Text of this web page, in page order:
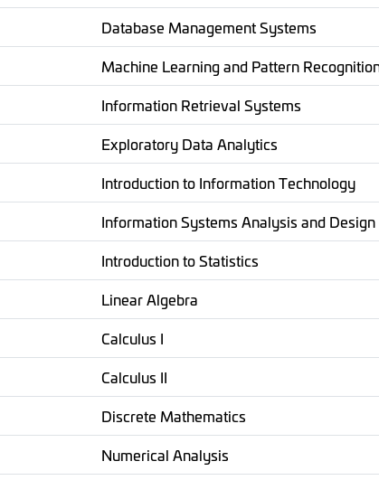
Database Management Systems
Machine Learning and Pattern
Information Retrieval Systems
Exploratory Data Analytics
Introduction to Information Technology
Information Systems Analysis and Design
Introduction to Statistics
Linear Algebra
Calculus I
Calculus II
Discrete Mathematics
Numerical Analysis